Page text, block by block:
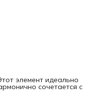
элемент идеально
сочетается с